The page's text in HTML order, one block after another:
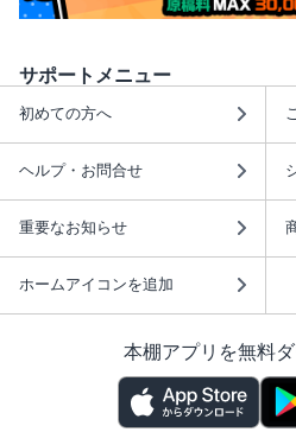
サポートメニュー
初めての方へ
ヘルプ・お問合せ
重要なお知らせ
ホームアイコンを追加
本棚アプリを無料ダ